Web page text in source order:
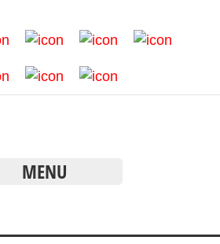
MENU